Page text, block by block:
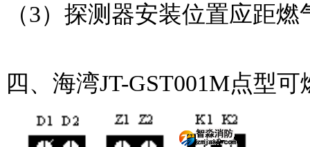
（3）探测器安装位置应距
四、海湾JT-GST001M点型